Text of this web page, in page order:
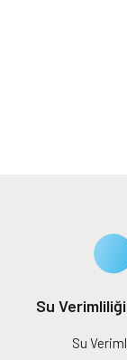
Su
Su